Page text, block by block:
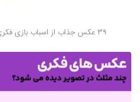
39 عکس جذاب از اسباب بازی فکری برای لحظات خوش خانواده